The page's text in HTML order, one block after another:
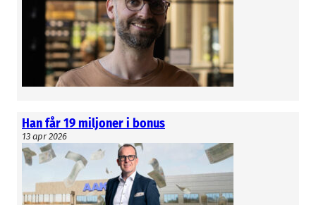
i styrelsen för det amerikanska moderbolaget
Orbital Systems Inc.
Gunnar Wrede
Han får 19 miljoner i bonus
13 apr 2026